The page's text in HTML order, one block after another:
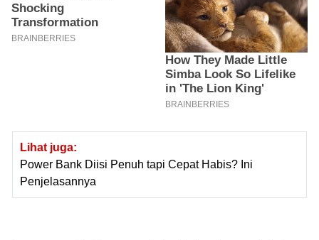
Lihat juga:
Power Bank Diisi Penuh tapi Cepat Habis? Ini
Penjelasannya